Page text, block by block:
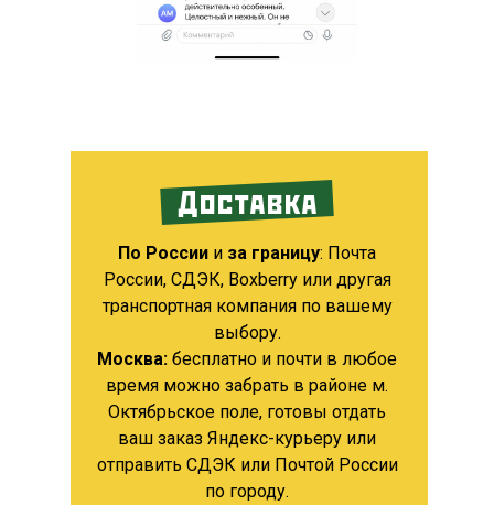
Доставка
По России и за границу: Почта
России, СДЭК, Boxberry или другая
транспортная компания по вашему
выбору.
Москва: бесплатно и почти в любое
время можно забрать в районе м.
Октябрьское поле, готовы отдать
ваш заказ Яндекс-курьеру или
отправить СДЭК или Почтой России
по городу.